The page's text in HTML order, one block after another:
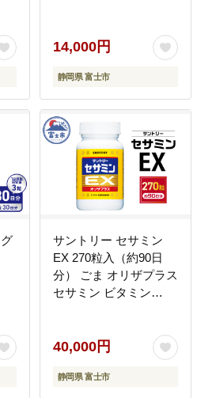
14,000円
静岡県 富士市
サントリー セサミン
EX 270粒入（約90日
分） ごま オリザプラス
セサミン ビタミン
ネス 富士 [sf061-002]
40,000円
静岡県 富士市